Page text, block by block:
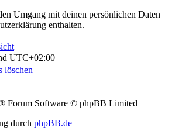
Umgang mit deinen persönlichen Daten
enthalten.
UTC+02:00
löschen
Forum Software © phpBB Limited
durch phpBB.de